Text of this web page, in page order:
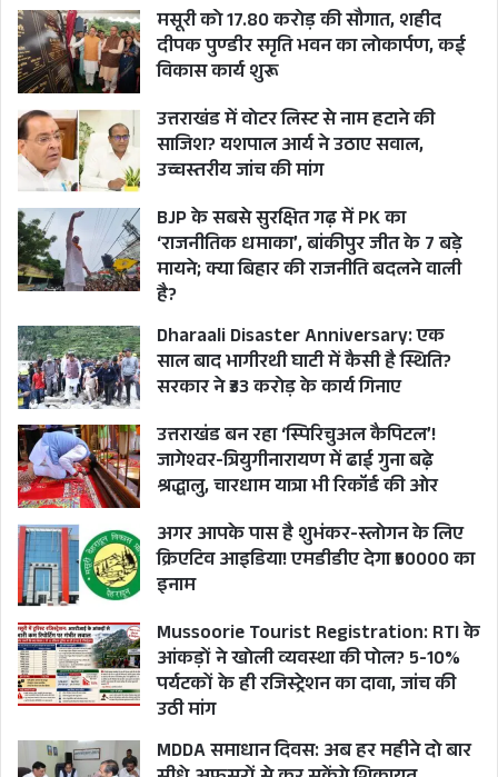
मसूरी को 17.80 करोड़ की सौगात, शहीद
दीपक पुण्डीर स्मृति भवन का लोकार्पण, कई
विकास कार्य शुरू
उत्तराखंड में वोटर लिस्ट से नाम हटाने की
साजिश? यशपाल आर्य ने उठाए सवाल,
उच्चस्तरीय जांच की मांग
BJP के सबसे सुरक्षित गढ़ में PK का
‘राजनीतिक धमाका’, बांकीपुर जीत के 7 बड़े
मायने; क्या बिहार की राजनीति बदलने वाली
है?
Dharaali Disaster Anniversary: एक
साल बाद भागीरथी घाटी में कैसी है स्थिति?
सरकार ने ₹33 करोड़ के कार्य गिनाए
उत्तराखंड बन रहा ‘स्पिरिचुअल कैपिटल’!
जागेश्वर-त्रियुगीनारायण में ढाई गुना बढ़े
श्रद्धालु, चारधाम यात्रा भी रिकॉर्ड की ओर
अगर आपके पास है शुभंकर-स्लोगन के लिए
क्रिएटिव आइडिया! एमडीडीए देगा ₹50000 का
इनाम
Mussoorie Tourist Registration: RTI के
आंकड़ों ने खोली व्यवस्था की पोल? 5-10%
पर्यटकों के ही रजिस्ट्रेशन का दावा, जांच की
उठी मांग
MDDA समाधान दिवस: अब हर महीने दो बार